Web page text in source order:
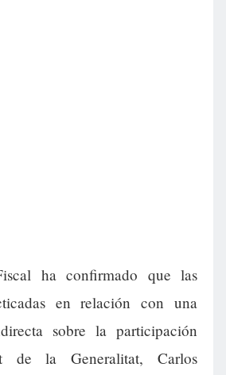
ha confirmado que las
en relación con una
sobre la participación
de la Generalitat, Carlos